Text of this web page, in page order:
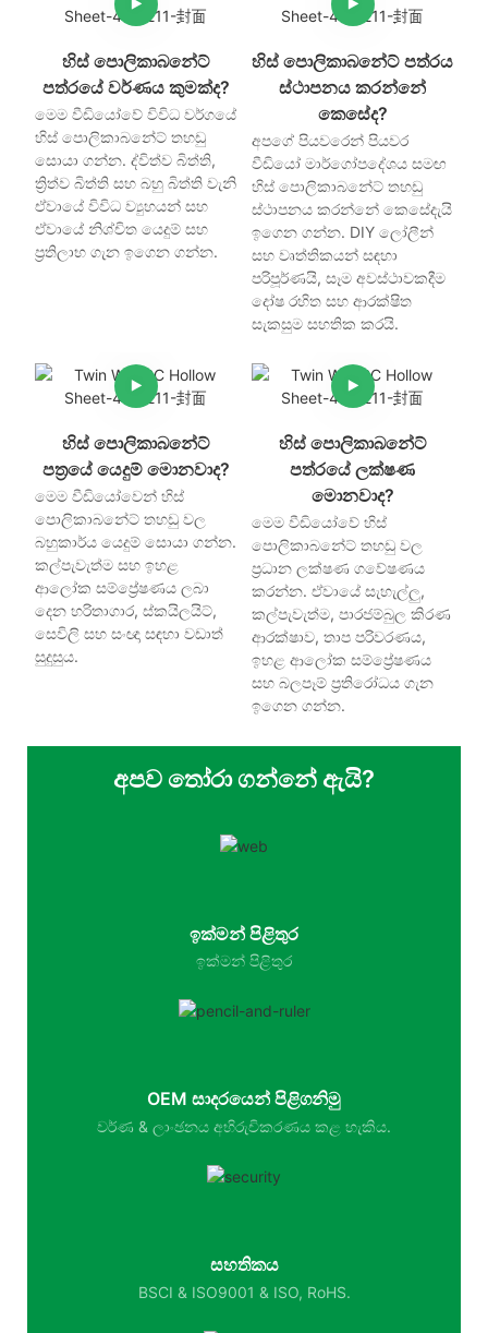
හිස් පොලිකාබනේට්
පත්රයේ වර්ණය කුමක්ද?
මෙම වීඩියෝවේ විවිධ වර්ගයේ
හිස් පොලිකාබනේට් තහඩු
සොයා ගන්න. ද්විත්ව බිත්ති,
ත්‍රිත්ව බිත්ති සහ බහු බිත්ති වැනි
ඒවායේ විවිධ ව්‍යුහයන් සහ
ඒවායේ නිශ්චිත යෙදුම් සහ
ප්‍රතිලාභ ගැන ඉගෙන ගන්න.
හිස් පොලිකාබනේට් පත්රය
ස්ථාපනය කරන්නේ
කෙසේද?
අපගේ පියවරෙන් පියවර
වීඩියෝ මාර්ගෝපදේශය සමඟ
හිස් පොලිකාබනේට් තහඩු
ස්ථාපනය කරන්නේ කෙසේදැයි
ඉගෙන ගන්න. DIY ලෝලීන්
සහ වෘත්තිකයන් සඳහා
පරිපූර්ණයි, සෑම අවස්ථාවකදීම
දෝෂ රහිත සහ ආරක්ෂිත
සැකසුම සහතික කරයි.
හිස් පොලිකාබනේට්
පත්‍රයේ යෙදුම් මොනවාද?
මෙම වීඩියෝවෙන් හිස්
පොලිකාබනේට් තහඩු වල
බහුකාර්ය යෙදුම් සොයා ගන්න.
කල්පැවැත්ම සහ ඉහළ
ආලෝක සම්ප්‍රේෂණය ලබා
දෙන හරිතාගාර, ස්කයිලයිට්,
සෙවිලි සහ සංඥා සඳහා වඩාත්
සුදුසුය.
හිස් පොලිකාබනේට්
පත්රයේ ලක්ෂණ
මොනවාද?
මෙම වීඩියෝවේ හිස්
පොලිකාබනේට් තහඩු වල
ප්‍රධාන ලක්ෂණ ගවේෂණය
කරන්න. ඒවායේ සැහැල්ලු,
කල්පැවැත්ම, පාරජම්බුල කිරණ
ආරක්ෂාව, තාප පරිවරණය,
ඉහළ ආලෝක සම්ප්‍රේෂණය
සහ බලපෑම් ප්‍රතිරෝධය ගැන
ඉගෙන ගන්න.
අපව තෝරා ගන්නේ ඇයි?
ඉක්මන් පිළිතුර
ඉක්මන් පිළිතුර
OEM සාදරයෙන් පිළිගනිමු
වර්ණ & ලාංඡනය අභිරුචිකරණය කළ හැකිය.
සහතිකය
BSCI & ISO9001 & ISO, RoHS.